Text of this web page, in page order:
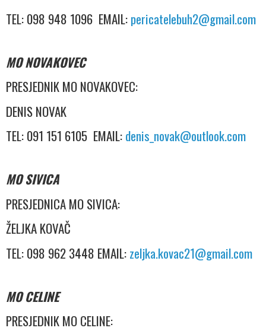
TEL: 098 948 1096 EMAIL:pericatelebuh2@gmail.com
MO NOVAKOVEC
PRESJEDNIK MO NOVAKOVEC:
DENIS NOVAK
TEL: 091 151 6105 EMAIL:denis_novak@outlook.com
MO SIVICA
PRESJEDNICA MO SIVICA:
ŽELJKA KOVAČ
TEL: 098 962 3448 EMAIL:zeljka.kovac21@gmail.com
MO CELINE
PRESJEDNIK MO CELINE: